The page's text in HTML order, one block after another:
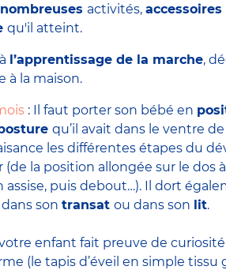
nombreuses activités, accessoires
qu'il atteint.
l’apprentissage de la marche,
à la maison.
: Il faut porter son bébé en
qu’il avait dans le ventre
les différentes étapes du
la position allongée sur le dos
assise, puis debout…). Il dort
dans son transat ou dans son lit.
enfant fait preuve de curiosité
(le tapis d’éveil en simple tissu